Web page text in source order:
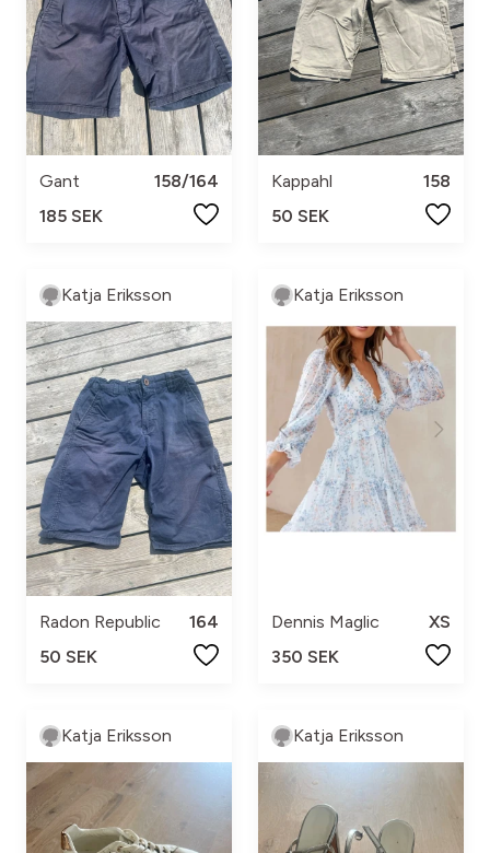
Gant
158/164
185 SEK
Kappahl
158
50 SEK
Katja Eriksson
Radon Republic
164
50 SEK
Katja Eriksson
Dennis Maglic
XS
350 SEK
Katja Eriksson Katja Eriksson